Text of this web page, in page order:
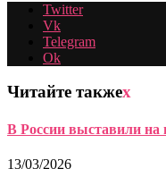
Twitter
Vk
Telegram
Ok
Читайте такжеx
В России выставили
13/03/2026